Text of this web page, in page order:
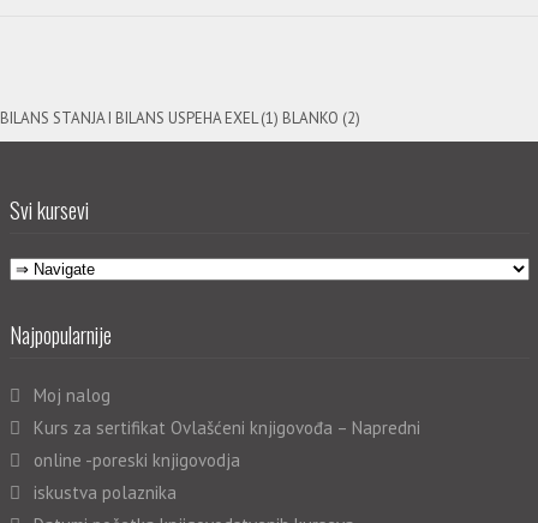
BILANS STANJA I BILANS USPEHA EXEL (1) BLANKO (2)
Svi kursevi
Najpopularnije
Moj nalog
Kurs za sertifikat Ovlašćeni knjigovođa – Napredni
online -poreski knjigovodja
iskustva polaznika